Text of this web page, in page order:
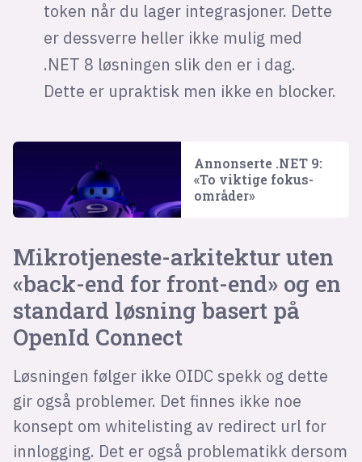
token når du lager integrasjoner. Dette
er dessverre heller ikke mulig med
.NET 8 løsningen slik den er i dag.
Dette er upraktisk men ikke en blocker.
Annonserte .NET 9:
«To viktige fokus­
områder»
Mikrotjeneste-arkitektur uten
«back-end for front-end» og en
standard løsning basert på
OpenId Connect
Løsningen følger ikke OIDC spekk og dette
gir også problemer. Det finnes ikke noe
konsept om whitelisting av redirect url for
innlogging. Det er også problematikk dersom